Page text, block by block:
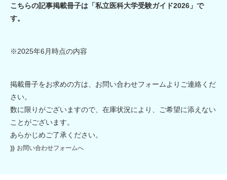
こちらの記事掲載冊子は「私立医科大学受験ガイド2026」で
す。
※2025年6月時点の内容
掲載冊子をお求めの方は、お問い合わせフォームよりご連絡くだ
さい。
数に限りがございますので、在庫状況により、ご希望に添えない
ことがございます。
あらかじめご了承ください。
お問い合わせフォームへ